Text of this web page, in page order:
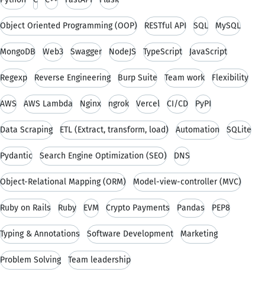
Object Oriented Programming (OOP) RESTful API SQL MySQL
MongoDB Web3 Swagger NodeJS TypeScript JavaScript
Regexp Reverse Engineering Burp Suite Team work Flexibility
AWS AWS Lambda Nginx ngrok Vercel CI/CD PyPI
Data Scraping ETL (Extract, transform, load) Automation SQLite
Pydantic Search Engine Optimization (SEO) DNS
Object-Relational Mapping (ORM) Model-view-controller (MVC)
Ruby on Rails Ruby EVM Crypto Payments Pandas PEP8
Typing & Annotations Software Development Marketing
Problem Solving Team leadership